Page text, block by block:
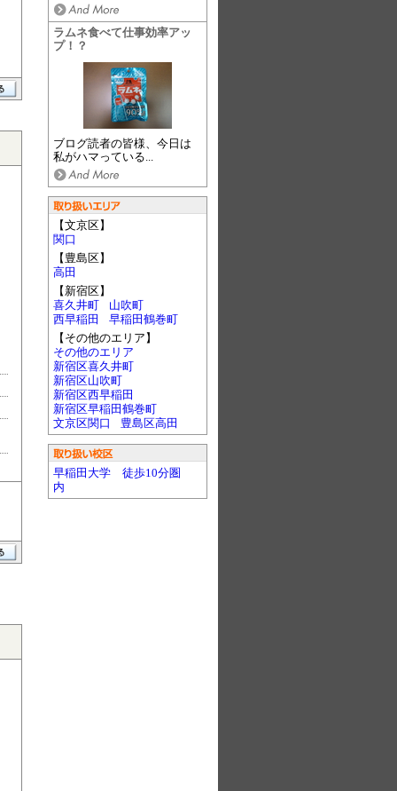
ラムネ食べて仕事効率アッ
プ！？
ブログ読者の皆様、今日は
私がハマっている...
【文京区】
関口
【豊島区】
高田
【新宿区】
喜久井町
山吹町
西早稲田
早稲田鶴巻町
【その他のエリア】
その他のエリア
新宿区喜久井町
新宿区山吹町
新宿区西早稲田
新宿区早稲田鶴巻町
文京区関口
豊島区高田
早稲田大学 徒歩10分圏
内